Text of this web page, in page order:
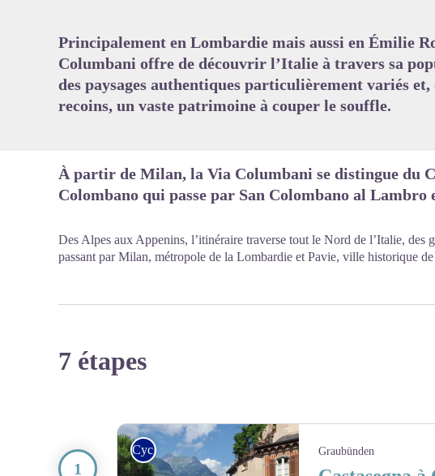
Principalement en Lombardie mais aussi en Émilie
Columbani offre de découvrir l’Italie à travers sa
des paysages authentiques particulièrement variés et,
recoins, un vaste patrimoine à couper le souffle.
À partir de Milan, la Via Columbani se distingue du
Colombano qui passe par San Colombano al Lambro
Des Alpes aux Appenins, l’itinéraire traverse tout le Nord de l’Italie, des
passant par Milan, métropole de la Lombardie et Pavie, ville historique
7 étapes
Cycle Graubünden